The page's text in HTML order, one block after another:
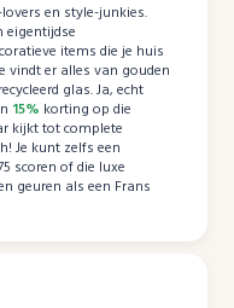
en style-junkies.
eigentijdse
items die je huis
vindt er alles van gouden
glas. Ja, echt
15% korting op die
kijkt tot complete
Je kunt zelfs een
scoren of die luxe
geuren als een Frans